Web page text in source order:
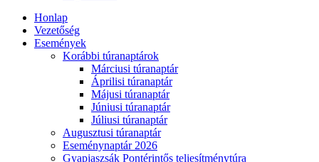
Honlap
Vezetőség
Események
Korábbi túranaptárok
Márciusi túranaptár
Áprilisi túranaptár
Májusi túranaptár
Júniusi túranaptár
Júliusi túranaptár
Augusztusi túranaptár
Eseménynaptár 2026
Gyapjaszsák Pontérintős teljesítménytúra